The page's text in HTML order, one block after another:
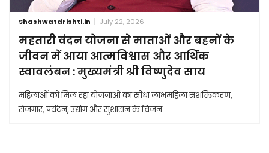
Shashwatdrishti.in July 22, 2026
महतारी वंदन योजना से माताओं और बहनों के
जीवन में आया आत्मविश्वास और आर्थिक
स्वावलंबन : मुख्यमंत्री श्री विष्णुदेव साय
महिलाओं को मिल रहा योजनाओं का सीधा लाभमहिला सशक्तिकरण,
रोजगार, पर्यटन, उद्योग और सुशासन के विजन